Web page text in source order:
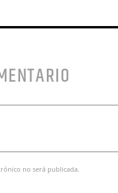
no será publicada.